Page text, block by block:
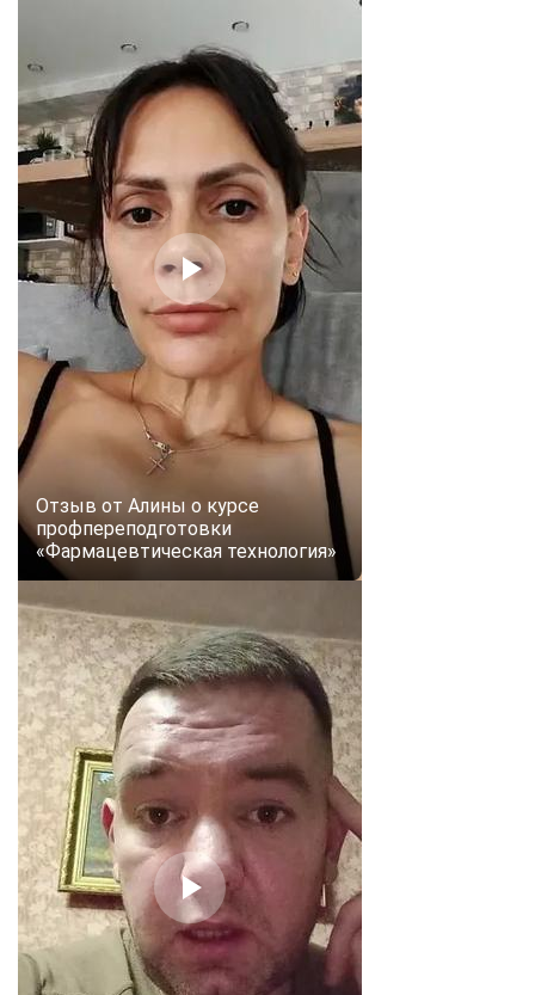
Отзыв от Алины о курсе
профпереподготовки
«Фармацевтическая технология»